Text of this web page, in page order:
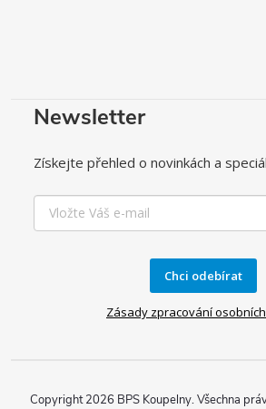
Newsletter
Získejte přehled o novinkách a
Chci odebírat
Zásady zpracování
Copyright 2026 BPS Koupelny. Všechna